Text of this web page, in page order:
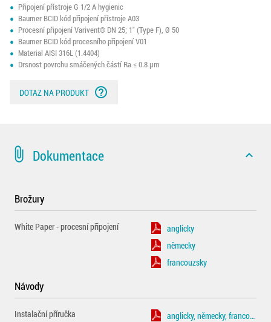
Připojení přístroje G 1/2 A hygienic
Baumer BCID kód připojení přístroje A03
Procesní připojení Varivent® DN 25; 1" (Type F), Ø 50
Baumer BCID kód procesního připojení V01
Material AISI 316L (1.4404)
Drsnost povrchu smáčených částí Ra ≤ 0.8 µm
DOTAZ NA PRODUKT help_outline
attach_file Dokumentace expand_less
Brožury
White Paper - procesní připojení
anglicky
německy
francouzsky
Návody
Instalační příručka anglicky, německy, francouzsky